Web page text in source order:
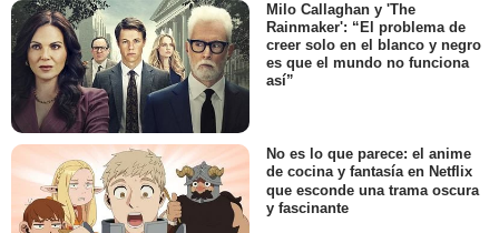
Milo Callaghan y 'The
Rainmaker': “El problema de
creer solo en el blanco y negro
es que el mundo no funciona
así”
No es lo que parece: el anime
de cocina y fantasía en Netflix
que esconde una trama oscura
y fascinante